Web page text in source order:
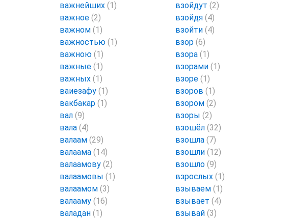
важнейших (1)
важное (2)
важном (1)
важностью (1)
важною (1)
важные (1)
важных (1)
ваиезафу (1)
вакбакар (1)
вал (9)
вала (4)
валаам (29)
валаама (14)
валаамову (2)
валаамовы (1)
валаамом (3)
валааму (16)
валадан (1)
взойдут (2)
взойдя (4)
взойти (4)
взор (6)
взора (1)
взорами (1)
взоре (1)
взоров (1)
взором (2)
взоры (2)
взошёл (32)
взошла (7)
взошли (12)
взошло (9)
взрослых (1)
взываем (1)
взывает (4)
взывай (3)